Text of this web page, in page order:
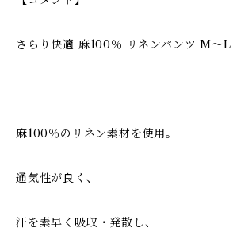
さらり快適 麻100％ リネンパンツ M〜L
麻100％のリネン素材を使用。
通気性が良く、
汗を素早く吸収・発散し、